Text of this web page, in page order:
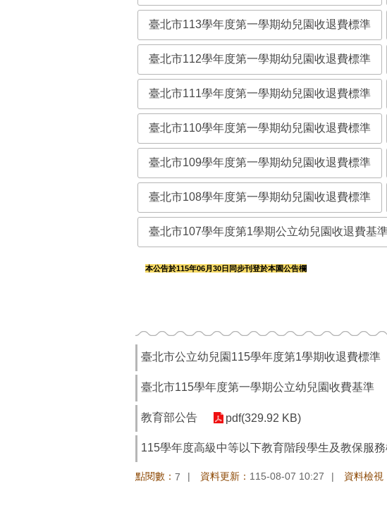
臺北市113學年度第一學期幼兒園收退費標準
臺北市112學年度第一學期幼兒園收退費標準
臺北市111學年度第一學期幼兒園收退費標準
臺北市110學年度第一學期幼兒園收退費標準
臺北市109學年度第一學期幼兒園收退費標準
臺北市108學年度第一學期幼兒園收退費標準
臺北市107學年度第1學期公立幼兒園收退費基
本公告於115年06月30日同步刊登於本園公告欄
臺北市公立幼兒園115學年度第1學期收退費標準
臺北市115學年度第一學期公立幼兒園收費基準
教育部公告 pdf(329.92 KB)
115學年度高級中等以下教育階段學生及教保服
點閱數： 7 資料更新： 115-08-07 10:27 資料檢視